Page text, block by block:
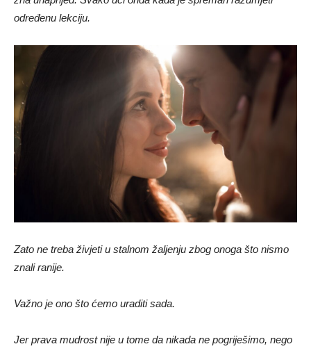
određenu lekciju.
Zato ne treba živjeti u stalnom žaljenju zbog onoga što nismo
znali ranije.
Važno je ono što ćemo uraditi sada.
Jer prava mudrost nije u tome da nikada ne pogriješimo, nego